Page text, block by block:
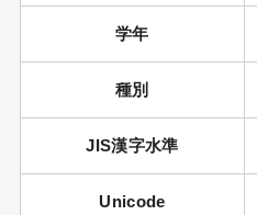
学年
種別
JIS漢字水準
Unicode